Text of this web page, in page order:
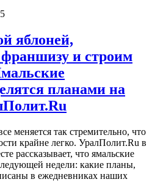
яблоней,
и строим
планами на
меняется так стремительно, что
крайне легко. УралПолит.Ru в
рассказывает, что ямальские
недели: какие планы,
в ежедневниках наших